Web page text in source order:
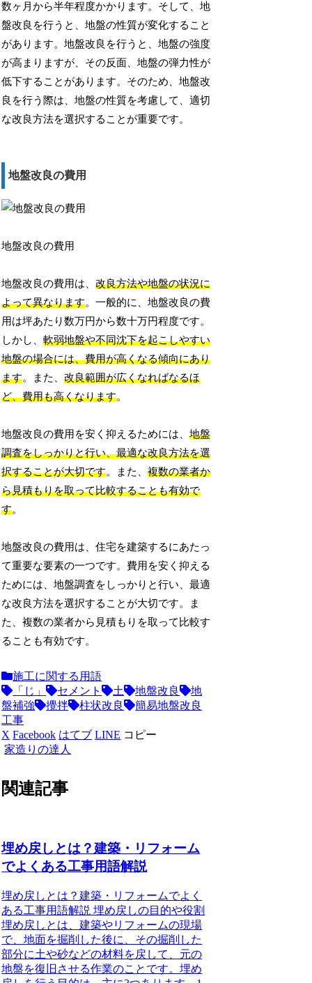
数ヶ月から半年程度かかります。そして、地
盤改良を行うと、地盤の性質が変化すること
があります。地盤改良を行うと、地盤の強度
が高まりますが、その反面、地盤の弾力性が
低下することがあります。そのため、地盤改
良を行う際は、地盤の性質を考慮して、適切
な改良方法を選択することが重要です。
地盤改良の費用
地盤改良の費用
地盤改良の費用は、改良方法や地盤の状況に
よって異なります。一般的に、地盤改良の費
用は坪あたり数万円から数十万円程度です。
しかし、軟弱地盤や不同沈下を起こしやすい
地盤の場合には、費用が高くなる傾向にあり
ます。また、改良範囲が広くなればなるほ
ど、費用も高くなります。
地盤改良の費用を安く抑えるためには、地盤
調査をしっかりと行い、最適な改良方法を選
択することが大切です。また、複数の業者か
ら見積もりを取って比較することも有効で
す。
地盤改良の費用は、住宅を建築するにあたっ
て重要な要素の一つです。費用を安く抑える
ためには、地盤調査をしっかりと行い、最適
な改良方法を選択することが大切です。ま
た、複数の業者から見積もりを取って比較す
ることも有効です。
施工に関する用語
「じ」
セメント 土 地盤改良
地
盤補強
攪拌 柱状改良
簡易地盤改良
工事
X Facebook はてブ LINE コピー
家造りの達人
関連記事
埋め戻しとは？建築・リフォーム
でよくある工事用語解説
埋め戻しとは？建築・リフォームでよく
ある工事用語解説 埋め戻しの目的や役割
埋め戻しとは、建築やリフォームの現場
で、地面を掘削した後に、その掘削した
部分に土や砂などの材料を戻して、元の
地盤を復旧させる作業のことです。埋め